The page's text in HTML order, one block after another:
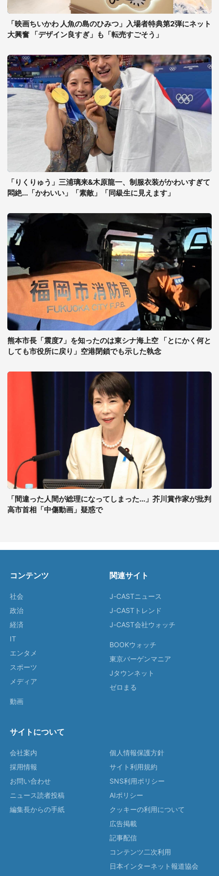
「映画ちいかわ 人魚の島のひみつ」入場者特典第2弾にネット
大興奮 「デザイン良すぎ」も「転売すごそう」
「りくりゅう」三浦璃来&木原龍一、制服衣装がかわいすぎて
悶絶...「かわいい」「素敵」「同級生に見えます」
熊本市長「震度7」を知ったのは東シナ海上空 「とにかく何と
しても市役所に戻り」空港閉鎖でも示した執念
「間違った人間が総理になってしまった...」芥川賞作家が批判
高市首相「中傷動画」疑惑で
コンテンツ
社会
政治
経済
IT
エンタメ
スポーツ
メディア
動画
関連サイト
J-CASTニュース
J-CASTトレンド
J-CAST会社ウォッチ
BOOKウォッチ
東京バーゲンマニア
Jタウンネット
ゼロまる
サイトについて
会社案内
採用情報
お問い合わせ
ニュース読者投稿
編集長からの手紙
個人情報保護方針
サイト利用規約
SNS利用ポリシー
AIポリシー
クッキーの利用について
広告掲載
記事配信
コンテンツ二次利用
日本インターネット報道協会